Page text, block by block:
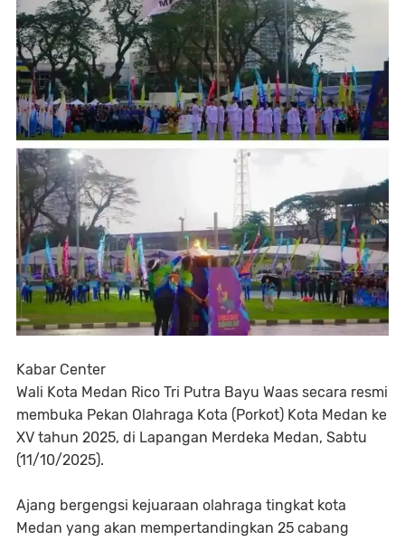
Kabar Center
Wali Kota Medan Rico Tri Putra Bayu Waas secara resmi
membuka Pekan Olahraga Kota (Porkot) Kota Medan ke
XV tahun 2025, di Lapangan Merdeka Medan, Sabtu
(11/10/2025).
Ajang bergengsi kejuaraan olahraga tingkat kota
Medan yang akan mempertandingkan 25 cabang